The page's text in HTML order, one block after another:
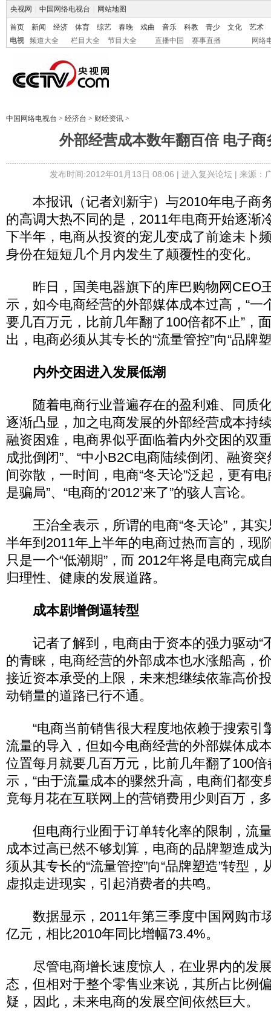
央视网 中国网络电视台 网站地图
首页 新闻 经济 体育 综艺 春晚 戏曲 音乐 科教 青少 文化
艺术
电视
频道大全 栏目大全 节目大全 直播中国 赛事直播 网络
中国网络电视台 > 经济台 > 财经资讯 >
外部经营成本数年翻百倍 电子商
发布时间:2012年01月13日 08:06 | 进入复兴论坛| 来源：
本报讯（记者刘新宇）与2010年电子商务
的高调大热不同的是，2011年电商开始逐渐
下半年，电商从投资的宠儿变成了前途未卜
身份在短短几个月内发生了颠覆性的变化。
昨日，国美电器旗下的库巴购物网CEO
示，如今电商经营的外部媒体成本过高，“一
要几百万元，比前几年翻了100倍都不止”，
出，电商必须从其专长的“流量管控”向“品牌
内外交困进入发展低潮
随着电商行业普遍存在的盈利难、同质
逐渐凸显，加之电商发展的外部经营成本持
融资困难，电商界似乎面临着内外交困的双
成批倒闭”、“中小B2C电商陆续倒闭、融资
间弥散，一时间，电商“冬天论”泛起，更有
是骗局”、“电商的‘2012’来了”的骇人言论。
王治全表示，所谓的电商“冬天论”，其实
半年到2011年上半年的电商过热而言的，现
只是一个“低潮期”，而 2012年将是电商完成
归理性、健康的发展道路。
成本剧增倒逼转型
记者了解到，电商由于资本的强力驱动“
的青睐，电商经营的外部成本也水涨船高，
接近资本承受的上限，未来想继续依靠高价
动销量的道路已行不通。
“电商当前销售很大程度地依赖于搜索引
流量的导入，但如今电商经营的外部媒体成
位置每月就要几百万元，比前几年翻了100倍
示，“由于流量成本的骤然升高，电商们都变
竟每月花在互联网上的营销费用少则百万，
但电商行业囿于订单转化率的限制，流
成本过高已然不够划算，电商的品牌塑造成
须从其专长的“流量管控”向“品牌塑造”转型
虚拟走进现实，引起消费者的共鸣。
数据显示，2011年第三季度中国网购市
亿元，相比2010年同比增幅73.4%。
尽管电商增长速度惊人，在业界内的发
态，但相对于整个零售业来说，其所占比例
疑，因此，未来电商的发展空间依然巨大。